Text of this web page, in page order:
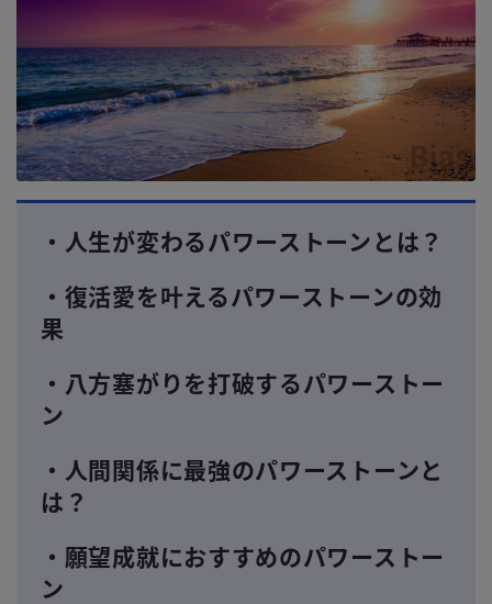
・人生が変わるパワーストーンとは？
・復活愛を叶えるパワーストーンの効
果
・八方塞がりを打破するパワーストー
ン
・人間関係に最強のパワーストーンと
は？
・願望成就におすすめのパワーストー
ン